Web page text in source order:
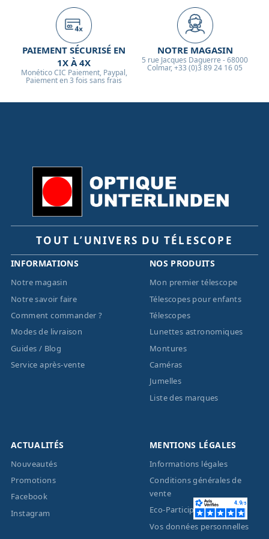
PAIEMENT SÉCURISÉ EN
1X À 4X
Monético CIC Paiement, Paypal,
Paiement en 3 fois sans frais
NOTRE MAGASIN
5 rue Jacques Daguerre - 68000
Colmar, +33 (0)3 89 24 16 05
TOUT L’UNIVERS DU TÉLESCOPE
INFORMATIONS
Notre magasin
Notre savoir faire
Comment commander ?
Modes de livraison
Guides / Blog
Service après-vente
NOS PRODUITS
Mon premier télescope
Télescopes pour enfants
Télescopes
Lunettes astronomiques
Montures
Caméras
Jumelles
Liste des marques
ACTUALITÉS
Nouveautés
Promotions
Facebook
Instagram
MENTIONS LÉGALES
Informations légales
Conditions générales de
vente
Eco-Participation
Vos données personnelles